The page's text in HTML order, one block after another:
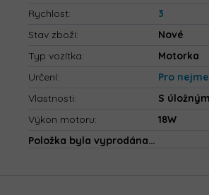
Rychlost:
3
Stav zboží:
Nové
Typ vozítka:
Motorka
Určení: Pro
Vlastnosti:
S
Výkon motoru:
18W
Položka byla vyprodána…